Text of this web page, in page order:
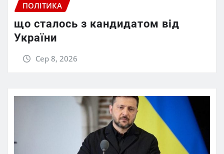
ПОЛІТИКА
що сталось з кандидатом від
України
Сер 8, 2026